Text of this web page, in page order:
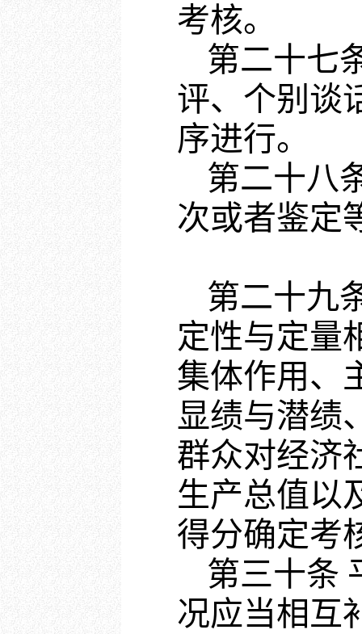
考核。
第二十七
评、个别谈
序进行。
第二十八
次或者鉴定
第二十九
定性与定量
集体作用、
显绩与潜绩
群众对经济
生产总值以
得分确定考
第三十条
况应当相互